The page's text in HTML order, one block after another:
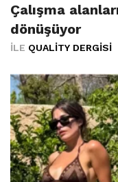
Çalışma
dönüşüyor
İLE QUALITY DERGISI